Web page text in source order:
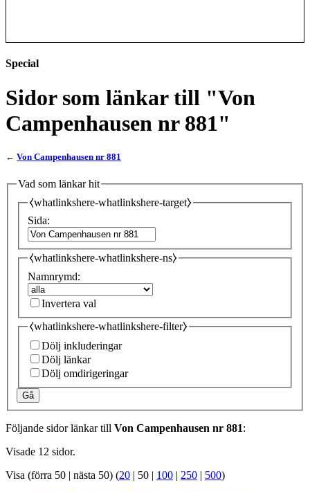
Special
Sidor som länkar till "Von
Campenhausen nr 881"
← Von Campenhausen nr 881
Vad som länkar hit
⧼whatlinkshere-whatlinkshere-target⧽
Sida:
⧼whatlinkshere-whatlinkshere-ns⧽
Namnrymd:
Invertera val
⧼whatlinkshere-whatlinkshere-filter⧽
Dölj inkluderingar
Dölj länkar
Dölj omdirigeringar
Gå
Följande sidor länkar till Von Campenhausen nr 881:
Visade 12 sidor.
Visa (förra 50 | nästa 50) (20 | 50 | 100 | 250 | 500)